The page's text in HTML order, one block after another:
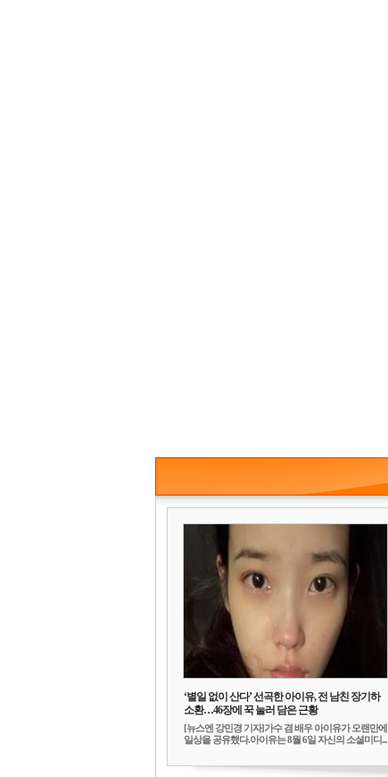
‘별일 없이 산다’ 선곡한 아이유, 전 남친 장기하
소환…46장에 꾹 눌러 담은 근황
[뉴스엔 강민경 기자]가수 겸 배우 아이유가 오랜만에
일상을 공유했다.아이유는 8월 6일 자신의 소셜미디...